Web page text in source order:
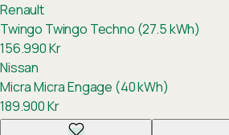
Renault
Twingo Twingo Techno (27.5 kWh)
156.990Kr
Nissan
MicraMicra Engage (40 kWh)
189.900Kr